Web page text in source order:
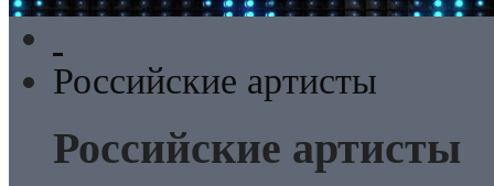
Российские артисты
Российские артисты